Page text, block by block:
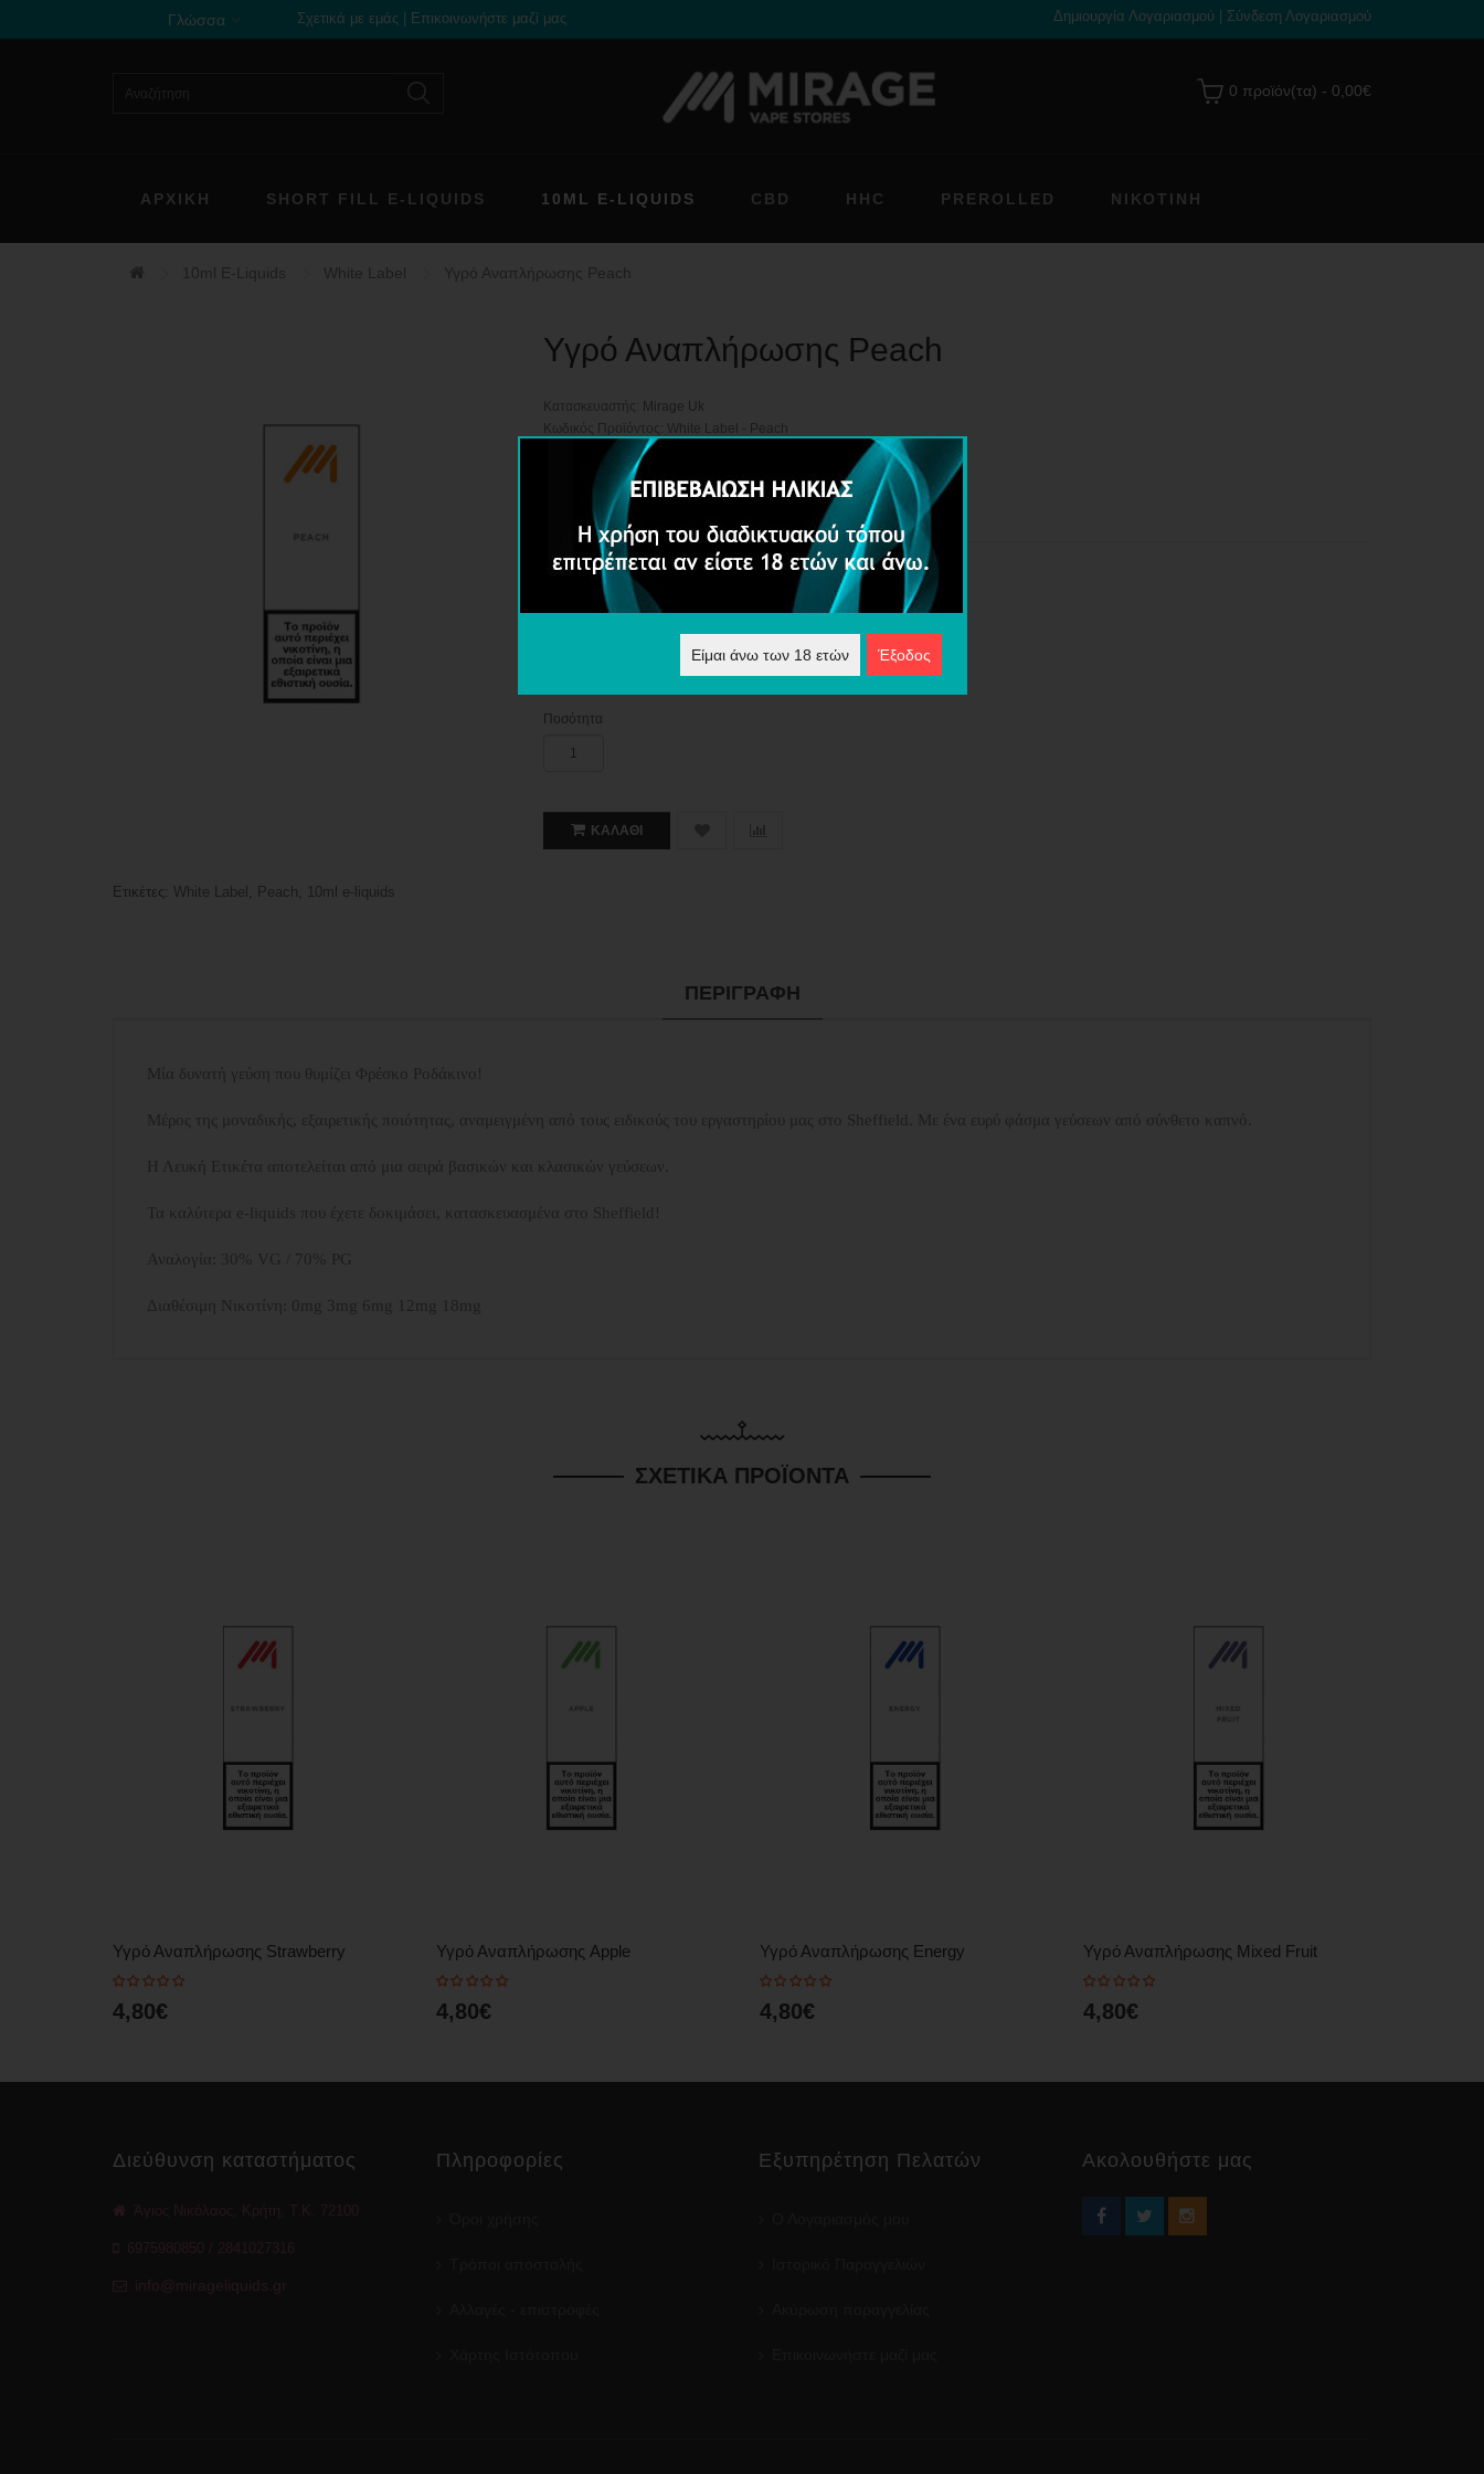
Γλώσσα Σχετικά με εμάς Επικοινωνήστε μαζί μας Δημιουργία Λογαριασμού Σύνδεση Λογαριασμού
0 προϊόν(τα) - 0,00€
ΑΡΧΙΚΗ SHORT FILL E-LIQUIDS 10ML E-LIQUIDS CBD HHC PREROLLED ΝΙΚΟΤΊΝΗ
10ml E-Liquids White Label Υγρό Αναπλήρωσης Peach
Υγρό Αναπλήρωσης Peach
Κατασκευαστής:
Mirage Uk
Κωδικός Προϊόντος: White Label - Peach
Διαθεσιμότητα: Διαθέσιμο
4,80€
Διαθέσιμες Επιλογές
Επίπεδο Νικοτίνης
Ποσότητα
ΚΑΛΆΘΙ
Ετικέτες: White Label , Peach, 10ml e-liquids
ΠΕΡΙΓΡΑΦΉ
Μία δυνατή γεύση που θυμίζει Φρέσκο Ροδάκινο!
Μέρος της μοναδικής, εξαιρετικής ποιότητας, αναμειγμένη από τους ειδικούς του εργαστηρίου μας στο Sheffield. Με ένα ευρύ φάσμα γεύσεων από σύνθετο καπνό.
Η Λευκή Ετικέτα αποτελείται από μια σειρά βασικών και κλασικών γεύσεων.
Τα καλύτερα e-liquids που έχετε δοκιμάσει, κατασκευασμένα στο Sheffield!
Αναλογία: 30% VG / 70% PG
Διαθέσιμη Νικοτίνη: 0mg 3mg 6mg 12mg 18mg
ΣΧΕΤΙΚΆ ΠΡΟΪΌΝΤΑ
Υγρό Αναπλήρωσης Strawberry
4,80€
Υγρό Αναπλήρωσης Apple
4,80€
Υγρό Αναπλήρωσης Energy
4,80€
Υγρό Αναπλήρωσης Mixed Fruit
4,80€
Διεύθυνση καταστήματος
Άγιος Νικόλαος, Κρήτη, Τ.Κ. 72100
6975980850 / 2841027316
info@mirageliquids.gr
Πληροφορίες Εξυπηρέτηση Πελατών Ακολουθήστε μας
Είμαι άνω των 18 ετών Έξοδος